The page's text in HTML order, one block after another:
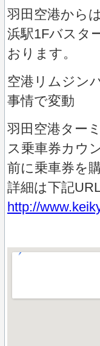
羽田空港から
浜駅1Fバスタ
おります。
空港リムジン
事情で変動
羽田空港ター
ス乗車券カウ
前に乗車券を
詳細は下記
http://